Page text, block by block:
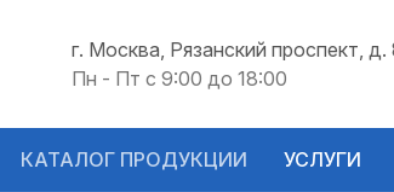
г. Москва, Рязанский проспект, д.
Пн - Пт с 9:00 до 18:00
КАТАЛОГ ПРОДУКЦИИ УСЛУГИ